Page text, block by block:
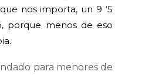
nos importa, un 9 ‘5
porque menos de eso
para menores de